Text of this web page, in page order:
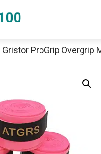
Gristor ProGrip Overgrip